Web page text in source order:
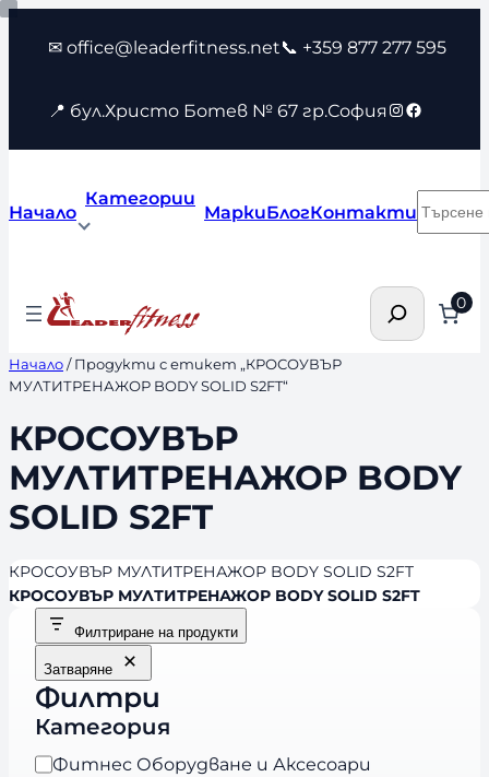
Към
съдържанието
✉ office@leaderfitness.net📞 +359 877 277 595
📍 бул.Христо Ботев № 67 гр.София Instagram
Facebook
Начало
Категории
МаркиБлогКонтакти
Търсене 0
Начало/ Продукти с етикет „КРОСОУВЪР
МУЛТИТРЕНАЖОР BODY SOLID S2FT“
КРОСОУВЪР
МУЛТИТРЕНАЖОР BODY
SOLID S2FT
КРОСОУВЪР МУЛТИТРЕНАЖОР BODY SOLID S2FT
КРОСОУВЪР МУЛТИТРЕНАЖОР BODY SOLID S2FT
Филтриране на продукти
Затваряне
Филтри
Категория
К Фитнес Оборудване и Аксесоари